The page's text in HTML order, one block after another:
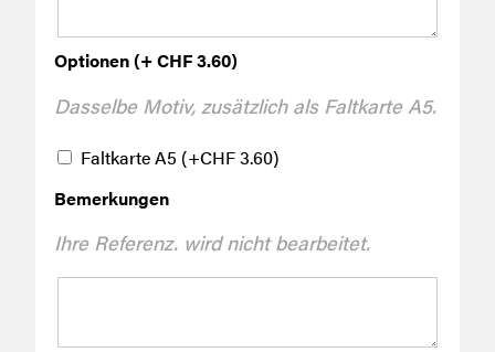
Optionen (+ CHF 3.60)
Dasselbe Motiv, zusätzlich als Faltkarte A5.
Faltkarte A5 (+CHF3.60)
Bemerkungen
Ihre Referenz. wird nicht bearbeitet.